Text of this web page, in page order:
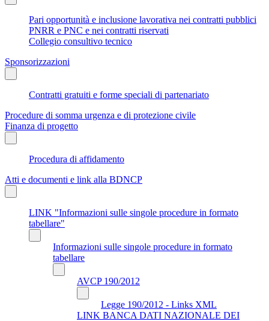
Pari opportunità e inclusione lavorativa nei contratti pubblici
PNRR e PNC e nei contratti riservati
Collegio consultivo tecnico
Sponsorizzazioni
Contratti gratuiti e forme speciali di partenariato
Procedure di somma urgenza e di protezione civile
Finanza di progetto
Procedura di affidamento
Atti e documenti e link alla BDNCP
LINK "Informazioni sulle singole procedure in formato
tabellare"
Informazioni sulle singole procedure in formato
tabellare
AVCP 190/2012
Legge 190/2012 - Links XML
LINK BANCA DATI NAZIONALE DEI